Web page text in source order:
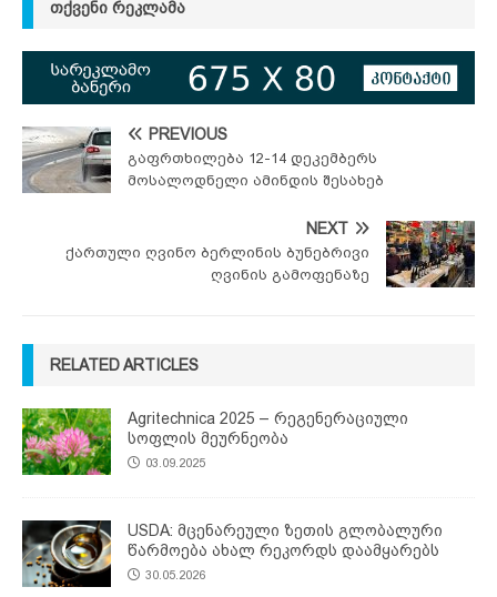
ᲗᲥᲕᲔᲜᲘ ᲠᲔᲙᲚᲐᲛᲐ
PREVIOUS
გაფრთხილება 12-14 დეკემბერს
მოსალოდნელი ამინდის შესახებ
NEXT
ქართული ღვინო ბერლინის ბუნებრივი
ღვინის გამოფენაზე
RELATED ARTICLES
Agritechnica 2025 – რეგენერაციული
სოფლის მეურნეობა
03.09.2025
USDA: მცენარეული ზეთის გლობალური
წარმოება ახალ რეკორდს დაამყარებს
30.05.2026